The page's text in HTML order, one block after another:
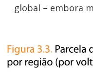
global – embora